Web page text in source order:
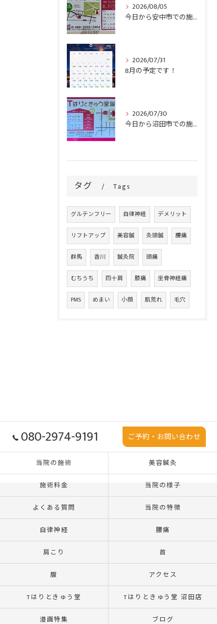
2026/08/05
今日から安中市での施術がスタートです！
2026/07/31
8月の予定です！
2026/07/30
今日から沼田市での施術がスタートです！
タグ Tags
グルテンフリー 自律神経 デメリット
リフトアップ 美容鍼 灸頭鍼 腰痛
群馬 香川 鍼灸院 頭痛
むちうち 四十肩 膝痛 坐骨神経痛
PMS めまい 小顔 肌荒れ 毛穴
080-2974-9191 ご予約・お問い合わせ
当院の施術 美容鍼灸
施術料金 当院の様子
よくある質問 当院の特徴
自律神経 腰痛
肩こり 首
腹 アクセス
Tはりときゅう堂 Tはりときゅう堂 沼田店
漫画特集 ブログ